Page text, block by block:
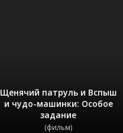
Щенячий патруль и Вспыш
и чудо-машинки: Особое
задание
(фильм)